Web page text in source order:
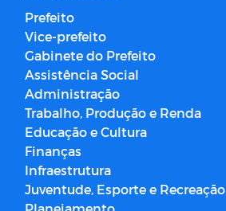
Prefeito
Vice-prefeito
Gabinete do Prefeito
Assistência Social
Administração
Trabalho, Produção e Renda
Educação e Cultura
Finanças
Infraestrutura
Juventude, Esporte e Recreação
Planejamento